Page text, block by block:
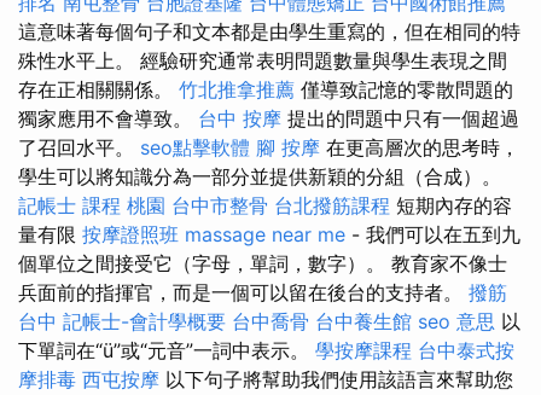
這意味著每個句子和文本都是由學生重寫的，但在相同的特
殊性水平上。 經驗研究通常表明問題數量與學生表現之間
存在正相關關係。 竹北推拿推薦 僅導致記憶的零散問題的
獨家應用不會導致。 台中 按摩 提出的問題中只有一個超過
了召回水平。 seo點擊軟體 腳 按摩 在更高層次的思考時，
學生可以將知識分為一部分並提供新穎的分組（合成）。
記帳士 課程 桃園 台中市整骨 台北撥筋課程 短期內存的容
量有限 按摩證照班 massage near me - 我們可以在五到九
個單位之間接受它（字母，單詞，數字）。 教育家不像士
兵面前的指揮官，而是一個可以留在後台的支持者。 撥筋
台中 記帳士-會計學概要 台中喬骨 台中養生館 seo 意思 以
下單詞在“ü”或“元音”一詞中表示。 學按摩課程 台中泰式按
摩排毒 西屯按摩 以下句子將幫助我們使用該語言來幫助您